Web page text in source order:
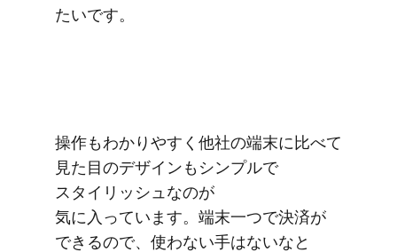
たいです。
操作も​わかりやすく​他社の​端末に​比べて​
見た​目の​デザインも​シンプルで​
スタイリッシュなのが​
気に入っています。​端末​一つで​決済が​
できるので、​使わない​手は​ないなと​